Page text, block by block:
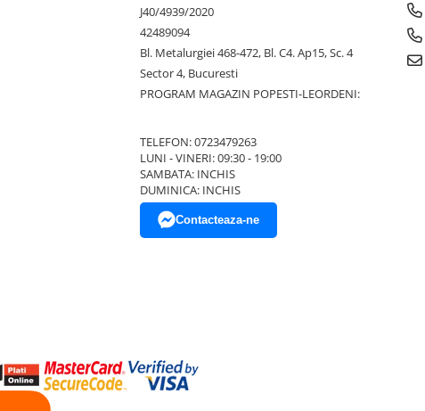
J40/4939/2020
42489094
Bl. Metalurgiei 468-472, Bl. C4. Ap15, Sc. 4
Sector 4, Bucuresti
PROGRAM MAGAZIN POPESTI-LEORDENI:
TELEFON: 0723479263
LUNI - VINERI: 09:30 - 19:00
SAMBATA: INCHIS
DUMINICA: INCHIS
Contacteaza-ne